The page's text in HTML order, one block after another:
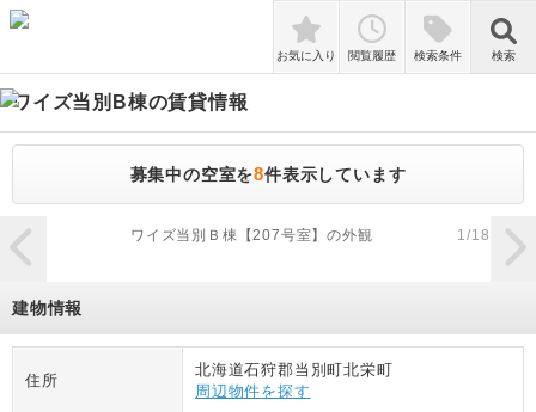
検索
お気に入り 閲覧履歴 検索条件 検索
ワイズ当別B棟の賃貸情報
募集中の空室を8件表示しています
zoom_in
ワイズ当別Ｂ棟【207号室】の外観 1/18
建物情報
住所
北海道石狩郡当別町北栄町
周辺物件を探す